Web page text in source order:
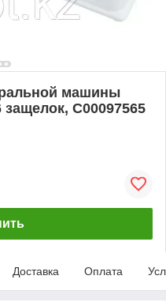
машины
C00097565
Доставка Оплата